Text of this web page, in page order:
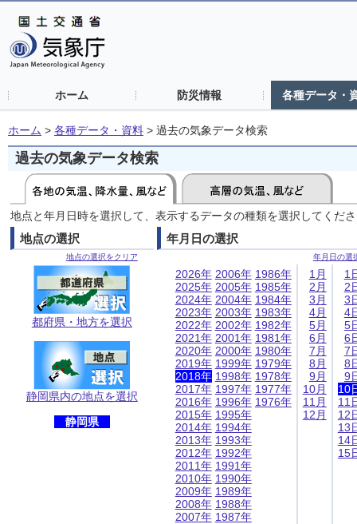
ホーム 防災情報 各種データ・
ホーム > 各種データ・資料 > 過去の気象データ検索
過去の気象データ検索
地点と年月日時を選択して、表示するデータの種類を選択してくだ
地点の選択
地点の選択をクリア
都府県・地方を選択
静岡県内の地点を選択
静岡県
年月日の選択
年月日の選
2026年
2025年
2024年
2023年
2022年
2021年
2020年
2019年
2018年
2017年
2016年
2015年
2014年
2013年
2012年
2011年
2010年
2009年
2008年
2007年
2006年
2005年
2004年
2003年
2002年
2001年
2000年
1999年
1998年
1997年
1996年
1995年
1994年
1993年
1992年
1991年
1990年
1989年
1988年
1987年
1986年
1985年
1984年
1983年
1982年
1981年
1980年
1979年
1978年
1977年
1976年
1月
2月
3月
4月
5月
6月
7月
8月
9月
10月
11月
12月
1
2
3
4
5
6
7
8
9
10
11
12
13
14
15